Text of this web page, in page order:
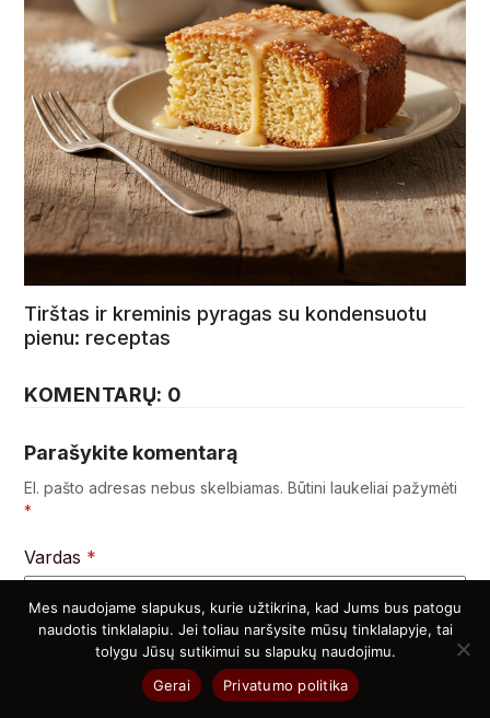
Tirštas ir kreminis pyragas su kondensuotu
pienu: receptas
KOMENTARŲ: 0
Parašykite komentarą
El. pašto adresas nebus skelbiamas. Būtini laukeliai pažymėti
*
Vardas *
El. pašto adresas*
Mes naudojame slapukus, kurie užtikrina, kad Jums bus patogu
naudotis tinklalapiu. Jei toliau naršysite mūsų tinklalapyje, tai
tolygu Jūsų sutikimui su slapukų naudojimu.
Gerai
Privatumo politika